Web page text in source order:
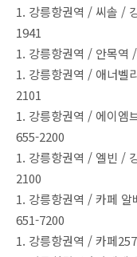
1. 강릉항권역 / 씨솔 /
1941
1. 강릉항권역 / 안목역
1. 강릉항권역 / 애너벨
2101
1. 강릉항권역 / 에이엠
655-2200
1. 강릉항권역 / 엘빈 /
2100
1. 강릉항권역 / 카페
651-7200
1. 강릉항권역 / 카페